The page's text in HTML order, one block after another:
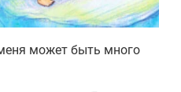
может быть много